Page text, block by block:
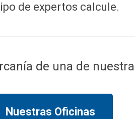
de expertos calcule.
de una de
Nuestras Oficinas